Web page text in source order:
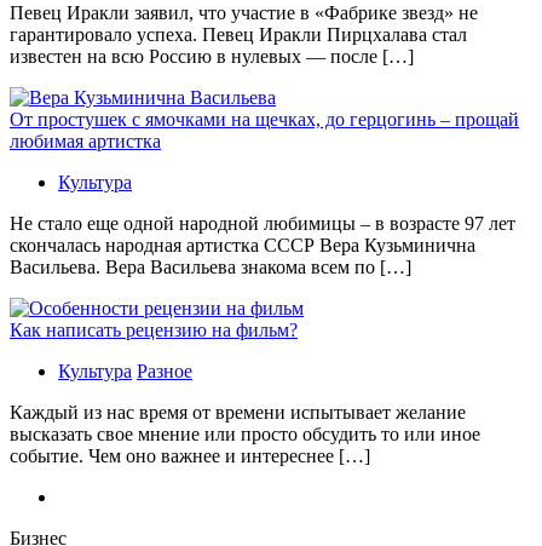
Певец Иракли заявил, что участие в «Фабрике звезд» не
гарантировало успеха. Певец Иракли Пирцхалава стал
известен на всю Россию в нулевых — после […]
От простушек с ямочками на щечках, до герцогинь – прощай
любимая артистка
Культура
Не стало еще одной народной любимицы – в возрасте 97 лет
скончалась народная артистка СССР Вера Кузьминична
Васильева. Вера Васильева знакома всем по […]
Как написать рецензию на фильм?
Культура Разное
Каждый из нас время от времени испытывает желание
высказать свое мнение или просто обсудить то или иное
событие. Чем оно важнее и интереснее […]
Бизнес